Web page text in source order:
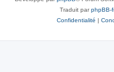
Traduit parphpBB-
Confidentialité |